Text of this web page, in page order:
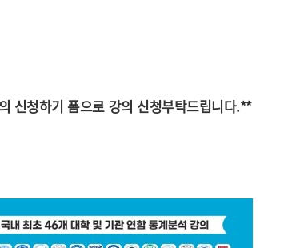
신청하기 폼으로 강의 신청부탁드립니다.**